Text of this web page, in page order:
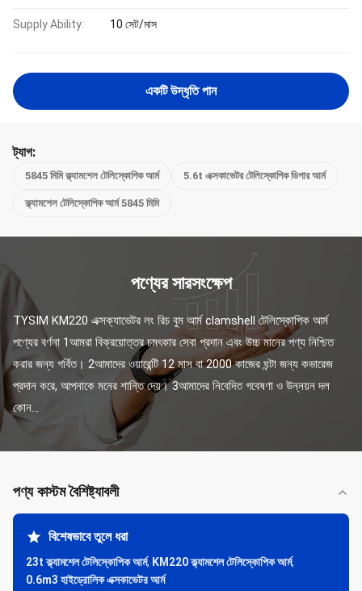
Supply Ability: 10 সেট/মাস
একটি উদ্ধৃতি পান
ট্যাগ:
5845 মিমি ক্ল্যামশেল টেলিস্কোপিক আর্ম 5.6t এক্সকাভেটর টেলিস্কোপিক ডিপার আর্ম
ক্ল্যামশেল টেলিস্কোপিক আর্ম 5845 মিমি
পণ্যের সারসংক্ষেপ
TYSIM KM220 এক্সক্যাভেটর লং রিচ বুম আর্ম clamshell টেলিস্কোপিক আর্ম
পণ্যের বর্ণনা 1আমরা বিক্রয়োত্তর চমৎকার সেবা প্রদান এবং উচ্চ মানের পণ্য নিশ্চিত
করার জন্য গর্বিত। 2আমাদের ওয়ারেন্টি 12 মাস বা 2000 কাজের ঘন্টা জন্য কভারেজ
প্রদান করে, আপনাকে মনের শান্তি দেয়। 3আমাদের নিবেদিত গবেষণা ও উন্নয়ন দল
কোন...
পণ্য কাস্টম বৈশিষ্ট্যাবলী
বিশেষভাবে তুলে ধরা
23t ক্ল্যামশেল টেলিস্কোপিক আর্ম, KM220 ক্ল্যামশেল টেলিস্কোপিক আর্ম,
0.6m3 হাইড্রোলিক এক্সকাভেটর আর্ম